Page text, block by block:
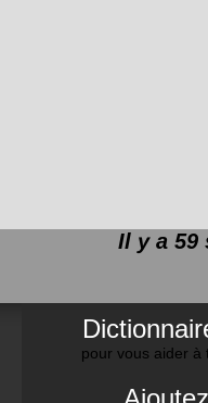
Il y a 59
pour vous aider à